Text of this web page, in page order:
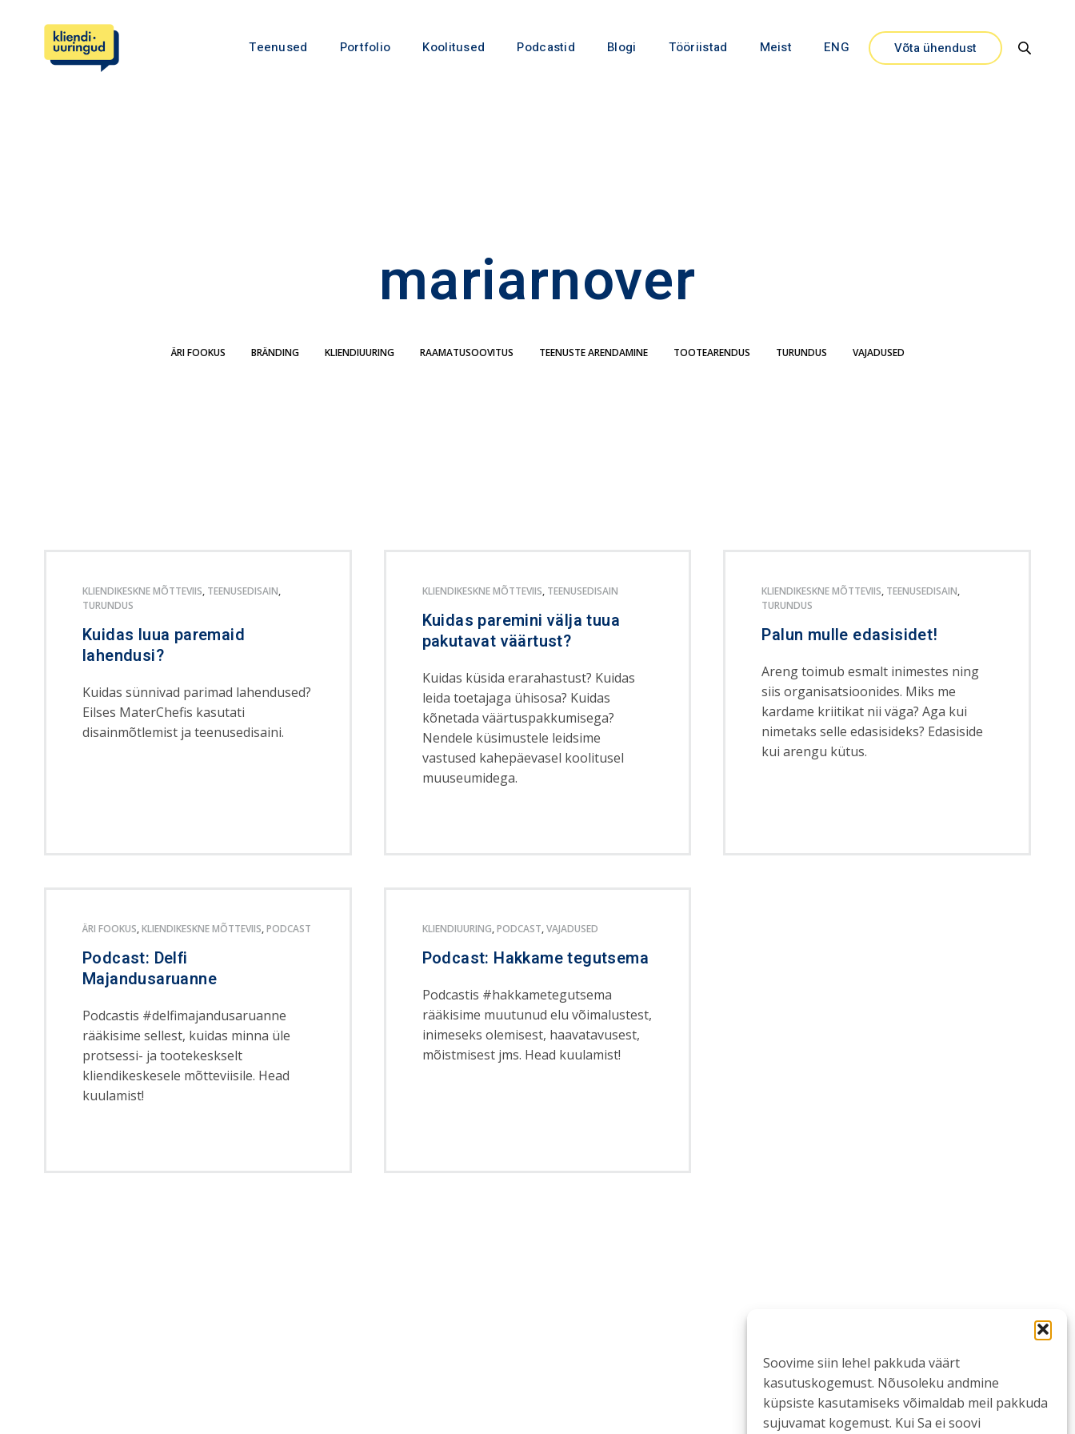
Soovime siin lehel pakkuda väärt
kasutuskogemust. Nõusoleku andmine
küpsiste kasutamiseks võimaldab meil pakkuda
sujuvamat kogemust. Kui Sa ei soovi
Teenused Portfolio Koolitused Podcastid Blogi Tööriistad Meist ENG Võta ühendust
mariarnover
ÄRI FOOKUS BRÄNDING KLIENDIUURING RAAMATUSOOVITUS TEENUSTE ARENDAMINE TOOTEARENDUS TURUNDUS VAJADUSED
KLIENDIKESKNE MÕTTEVIIS, TEENUSEDISAIN,
TURUNDUS
Kuidas luua paremaid
lahendusi?
Kuidas sünnivad parimad lahendused?
Eilses MaterChefis kasutati
disainmõtlemist ja teenusedisaini.
KLIENDIKESKNE MÕTTEVIIS, TEENUSEDISAIN
Kuidas paremini välja tuua
pakutavat väärtust?
Kuidas küsida erarahastust? Kuidas
leida toetajaga ühisosa? Kuidas
kõnetada väärtuspakkumisega?
Nendele küsimustele leidsime
vastused kahepäevasel koolitusel
muuseumidega.
KLIENDIKESKNE MÕTTEVIIS, TEENUSEDISAIN,
TURUNDUS
Palun mulle edasisidet!
Areng toimub esmalt inimestes ning
siis organisatsioonides. Miks me
kardame kriitikat nii väga? Aga kui
nimetaks selle edasisideks? Edasiside
kui arengu kütus.
ÄRI FOOKUS,KLIENDIKESKNE MÕTTEVIIS,PODCAST
Podcast: Delfi
Majandusaruanne
Podcastis #delfimajandusaruanne
rääkisime sellest, kuidas minna üle
protsessi- ja tootekeskselt
kliendikeskesele mõtteviisile. Head
kuulamist!
KLIENDIUURING,PODCAST,VAJADUSED
Podcast: Hakkame tegutsema
Podcastis #hakkametegutsema
rääkisime muutunud elu võimalustest,
inimeseks olemisest, haavatavusest,
mõistmisest jms. Head kuulamist!